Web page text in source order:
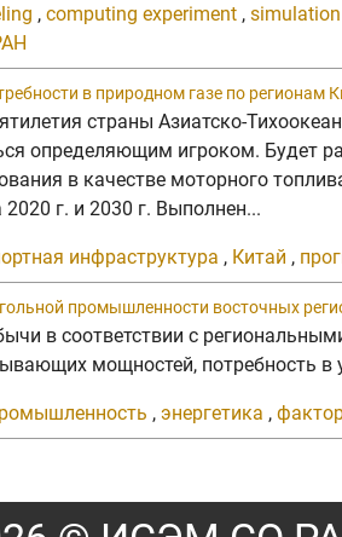
, computing experiment ,
в природном газе по регионам
страны Азиатско-
определяющим игроком. Будет
в качестве моторного
2020 г. и 2030 г. Выполнен...
инфраструктура , Китай ,
промышленности восточных
в соответствии с
мощностей, потребность в
, энергетика ,